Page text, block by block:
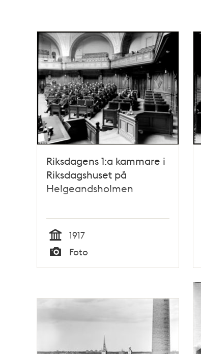
Riksdagens 1:a kammare i
Riksdagshuset på
Helgeandsholmen
Tid
1917
Typ
Foto